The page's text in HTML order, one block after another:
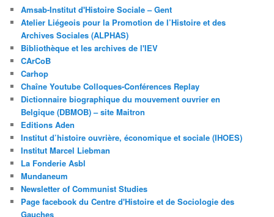
Amsab-Institut d'Histoire Sociale – Gent
Atelier Liégeois pour la Promotion de l’Histoire et des
Archives Sociales (ALPHAS)
Bibliothèque et les archives de l'IEV
CArCoB
Carhop
Chaîne Youtube Colloques-Conférences Replay
Dictionnaire biographique du mouvement ouvrier en
Belgique (DBMOB) – site Maitron
Editions Aden
Institut d’histoire ouvrière, économique et sociale (IHOES)
Institut Marcel Liebman
La Fonderie Asbl
Mundaneum
Newsletter of Communist Studies
Page facebook du Centre d'Histoire et de Sociologie des
Gauches